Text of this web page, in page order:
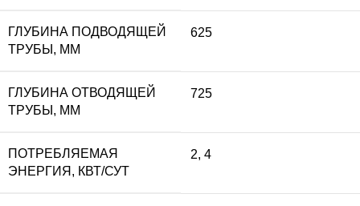
ГЛУБИНА ПОДВОДЯЩЕЙ
ТРУБЫ, ММ
625
ГЛУБИНА ОТВОДЯЩЕЙ
ТРУБЫ, ММ
725
ПОТРЕБЛЯЕМАЯ
ЭНЕРГИЯ, КВТ/СУТ
2, 4